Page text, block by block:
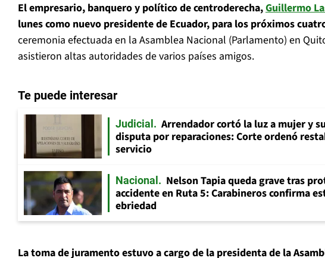
El empresario, banquero y político de centroderecha,Guillermo
lunes como nuevo presidente de Ecuador, para los próximos
ceremonia efectuada en la Asamblea Nacional (Parlamento) en
asistieron altas autoridades de varios países amigos.
Te puede interesar
Judicial
Arrendador cortó la luz a mujer y
disputa por reparaciones: Corte ordenó
servicio
Nacional
Nelson Tapia queda grave tras
accidente en Ruta 5: Carabineros confirma
ebriedad
La toma de juramento estuvo a cargo de la presidenta de la